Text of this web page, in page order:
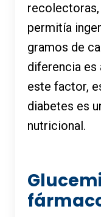
permitía
gramos de
diferencia es
este factor,
diabetes es
nutricional.